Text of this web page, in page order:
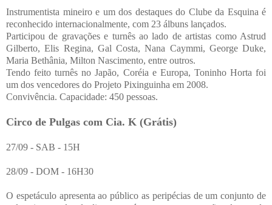
Instrumentista mineiro e um dos destaques do Clube da Esquina é
reconhecido internacionalmente, com 23 álbuns lançados.
Participou de gravações e turnês ao lado de artistas como Astrud
Gilberto, Elis Regina, Gal Costa, Nana Caymmi, George Duke,
Maria Bethânia, Milton Nascimento, entre outros.
Tendo feito turnês no Japão, Coréia e Europa, Toninho Horta foi
um dos vencedores do Projeto Pixinguinha em 2008.
Convivência. Capacidade: 450 pessoas.
Circo de Pulgas com Cia. K (Grátis)
27/09 - SAB - 15H
28/09 - DOM - 16H30
O espetáculo apresenta ao público as peripécias de um conjunto de